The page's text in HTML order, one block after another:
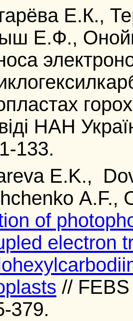
Е.К.,
Е.Ф.,
НАН
133.
E.K.,
A.F.,
of
electron
//
379.